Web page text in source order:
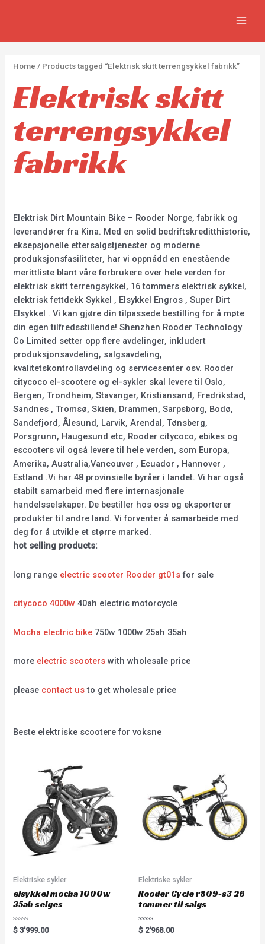
r
u
c
t
r
u
c
t
s
r
u
t
Home / Products tagged “Elektrisk skitt terrengsykkel fabrikk”
Elektrisk skitt
terrengsykkel
fabrikk
Elektrisk Dirt Mountain Bike – Rooder Norge, fabrikk og
leverandører fra Kina. Med en solid bedriftskreditthistorie,
eksepsjonelle ettersalgstjenester og moderne
produksjonsfasiliteter, har vi oppnådd en enestående
merittliste blant våre forbrukere over hele verden for
elektrisk skitt terrengsykkel, 16 tommers elektrisk sykkel,
elektrisk fettdekk Sykkel , Elsykkel Engros , Super Dirt
Elsykkel . Vi kan gjøre din tilpassede bestilling for å møte
din egen tilfredsstillende! Shenzhen Rooder Technology
Co Limited setter opp flere avdelinger, inkludert
produksjonsavdeling, salgsavdeling,
kvalitetskontrollavdeling og servicesenter osv. Rooder
citycoco el-scootere og el-sykler skal levere til Oslo,
Bergen, Trondheim, Stavanger, Kristiansand, Fredrikstad,
Sandnes , Tromsø, Skien, Drammen, Sarpsborg, Bodø,
Sandefjord, Ålesund, Larvik, Arendal, Tønsberg,
Porsgrunn, Haugesund etc, Rooder citycoco, ebikes og
escooters vil også levere til hele verden, som Europa,
Amerika, Australia,Vancouver , Ecuador , Hannover ,
Estland .Vi har 48 provinsielle byråer i landet. Vi har også
stabilt samarbeid med flere internasjonale
handelsselskaper. De bestiller hos oss og eksporterer
produkter til andre land. Vi forventer å samarbeide med
deg for å utvikle et større marked.
hot selling products:
long range electric scooter Rooder gt01sfor sale
citycoco 4000w 40ah electric motorcycle
Mocha electric bike 750w 1000w 25ah 35ah
more electric scooters with wholesale price
please contact usto get wholesale price
Beste elektriske scootere for voksne
Elektriske sykler
elsykkel mocha 1000w
35ah selges
Rated
0
$ 3'999.00
Elektriske sykler
Rooder Cycle r809-s3 26
tommer til salgs
Rated
0
$ 2'968.00